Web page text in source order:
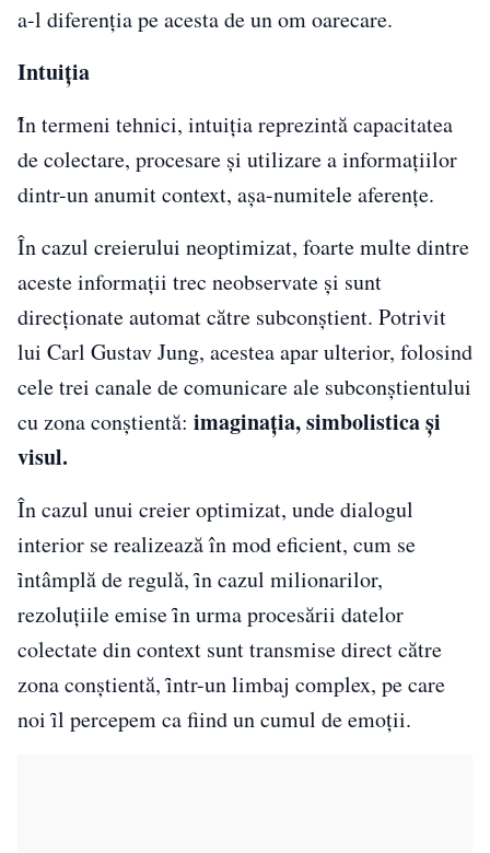
a-l diferenția pe acesta de un om oarecare.
Intuiția
Ȋn termeni tehnici, intuiția reprezintă capacitatea
de colectare, procesare și utilizare a informațiilor
dintr-un anumit context, așa-numitele aferențe.
În cazul creierului neoptimizat, foarte multe dintre
aceste informații trec neobservate și sunt
direcționate automat către subconștient. Potrivit
lui Carl Gustav Jung, acestea apar ulterior, folosind
cele trei canale de comunicare ale subconștientului
cu zona conștientă: imaginația, simbolistica și
visul.
În cazul unui creier optimizat, unde dialogul
interior se realizează în mod eficient, cum se
ȋntâmplă de regulă, ȋn cazul milionarilor,
rezoluțiile emise ȋn urma procesării datelor
colectate din context sunt transmise direct către
zona conștientă, ȋntr-un limbaj complex, pe care
noi ȋl percepem ca fiind un cumul de emoții.